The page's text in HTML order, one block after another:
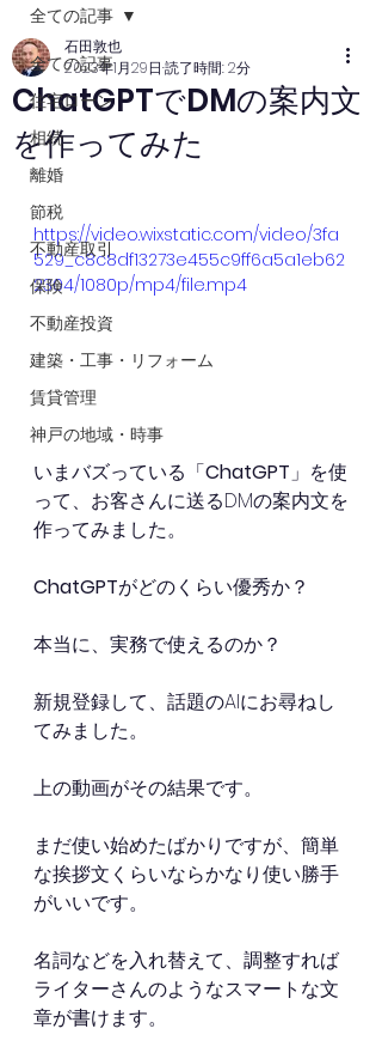
全ての記事
住宅ローン
相続
離婚
節税
不動産取引
保険
不動産投資
建築・工事・リフォーム
賃貸管理
神戸の地域・時事
全ての記事
ChatGPTでDMの案内文
を作ってみた
石田敦也
2023年1月29日 読了時間: 2分
https://video.wixstatic.com/video/3fa
529_c8c8df13273e455c9ff6a5a1eb62
2304/1080p/mp4/file.mp4
いまバズっている「ChatGPT 」を使
って、お客さんに送るDMの案内文を
作ってみました。
ChatGPTがどのくらい優秀か？
本当に、実務で使えるのか？
新規登録して、話題のAIにお尋ねし
てみました。
上の動画がその結果です。
まだ使い始めたばかりですが、簡単
な挨拶文くらいならかなり使い勝手
がいいです。
名詞などを入れ替えて、調整すれば
ライターさんのようなスマートな文
章が書けます。